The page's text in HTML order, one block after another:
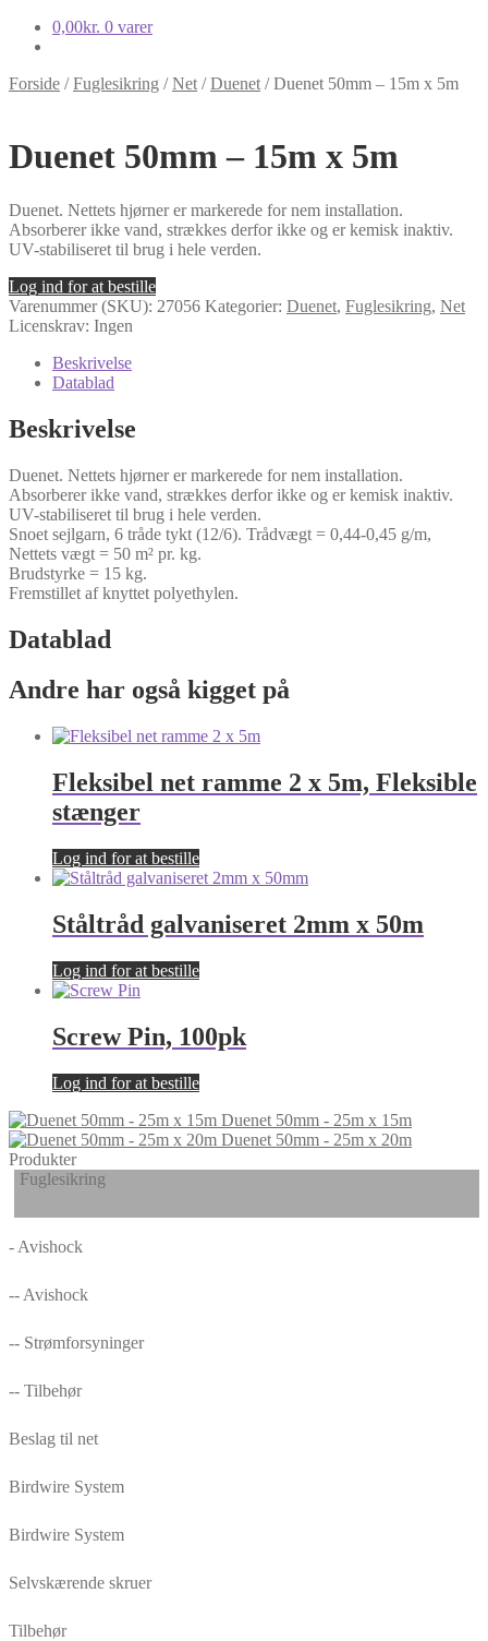
0,00kr. 0 varer
Forside /Fuglesikring /Net /Duenet /Duenet 50mm – 15m x 5m
Duenet 50mm – 15m x 5m
Duenet. Nettets hjørner er markerede for nem installation.
Absorberer ikke vand, strækkes derfor ikke og er kemisk inaktiv.
UV-stabiliseret til brug i hele verden.
Log ind for at bestille
Varenummer (SKU): 27056 Kategorier: Duenet, Fuglesikring, Net
Licenskrav: Ingen
Beskrivelse
Datablad
Beskrivelse
Duenet. Nettets hjørner er markerede for nem installation.
Absorberer ikke vand, strækkes derfor ikke og er kemisk inaktiv.
UV-stabiliseret til brug i hele verden.
Snoet sejlgarn, 6 tråde tykt (12/6). Trådvægt = 0,44-0,45 g/m,
Nettets vægt = 50 m² pr. kg.
Brudstyrke = 15 kg.
Fremstillet af knyttet polyethylen.
Datablad
Andre har også kigget på
Fleksibel net ramme 2 x 5m, Fleksible
stænger
Log ind for at bestille
Ståltråd galvaniseret 2mm x 50m
Log ind for at bestille
Screw Pin, 100pk
Log ind for at bestille
Duenet 50mm - 25m x 15m
Duenet 50mm - 25m x 20m
Produkter
Fuglesikring
- Avishock
-- Avishock
-- Strømforsyninger
-- Tilbehør
Beslag til net
Birdwire System
Birdwire System
Selvskærende skruer
Tilbehør